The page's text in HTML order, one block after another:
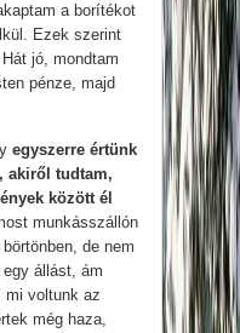
a borítékot
Ezek szerint
jó, mondtam
pénze, majd
egyszerre értünk
akiről tudtam,
között él
munkásszállón
de nem
állást, ám
mi voltunk az
még haza,